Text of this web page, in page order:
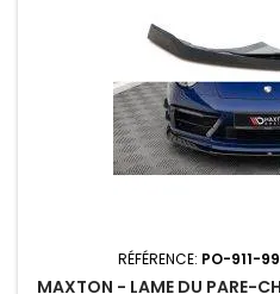
RÉFÉRENCE: PO-911-
MAXTON - LAME DU PARE-